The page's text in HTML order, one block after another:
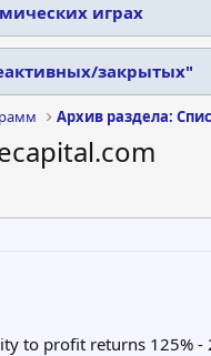
играх
закрытых"
to profit returns 125% -